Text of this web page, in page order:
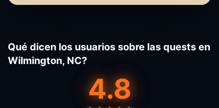
Qué dicen los usuarios sobre las quests en
Wilmington, NC?
4.8